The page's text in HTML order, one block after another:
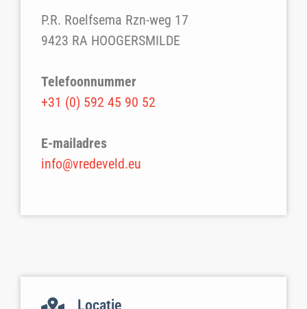
P.R. Roelfsema Rzn-weg 17
9423 RA HOOGERSMILDE
Telefoonnummer
+31 (0) 592 45 90 52
E-mailadres
info@vredeveld.eu
Locatie